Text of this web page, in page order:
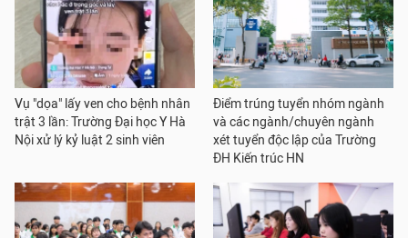
Vụ "dọa" lấy ven cho bệnh nhân
trật 3 lần: Trường Đại học Y Hà
Nội xử lý kỷ luật 2 sinh viên
Điểm trúng tuyển nhóm ngành
và các ngành/chuyên ngành
xét tuyển độc lập của Trường
ĐH Kiến trúc HN